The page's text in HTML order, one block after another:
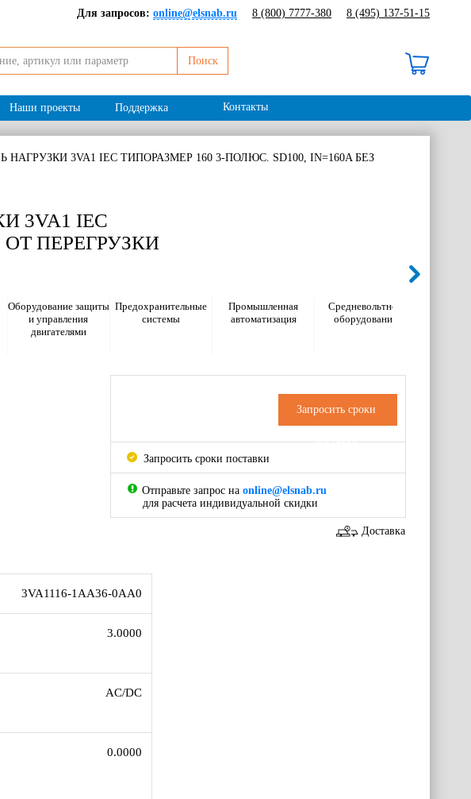
Для запросов: online@elsnab.ru 8 (800) 7777-380 8 (495) 137-51-15
Поиск
Наши проекты Поддержка Контакты
НАГРУЗКИ 3VA1 IEC ТИПОРАЗМЕР 160 3-ПОЛЮС. SD100, IN=160A БЕЗ
3VA1 IEC
ОТ ПЕРЕГРУЗКИ
Оборудование защиты
и управления
двигателями
Предохранительные
системы
Промышленная
автоматизация
Средневольтное
оборудование
3VA1116-1AA36-0AA0
3.0000
AC/DC
0.0000
Запросить сроки
поставки
Запросить сроки поставки
Отправьте запрос на online@elsnab.ru
для расчета индивидуальной скидки
Доставка